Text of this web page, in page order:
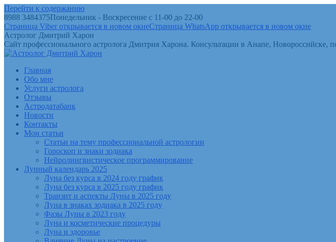
Перейти к содержанию
8988 3484375Понедельник - Воскресение с 11-00 до 22-00
Страница Viber открывается в новом окнеСтраница WhatsApp открывается в новом окне
Астролог Дмитрий Харон
Сайт профессионального астролога Дмитрия Харона. Консультации в Анапе, Новороссийске,
Главная
Обо мне
Услуги астролога
Отзывы
Астродатабанк
Новости
Контакты
Мои статьи
Статьи на тему профессиональной астрологии
Гороскоп и знаки зодиака
Нейролингвистическое программирование
Лунный календарь 2025
Луна без курса в 2024 году график
Луна без курса в 2025 году график
Транзит и аспекты Луны в 2025 году
Луна в знаках зодиака в 2025 году
Фазы Луны в 2023 году
Луна и косметические процедуры
Луна и здоровье